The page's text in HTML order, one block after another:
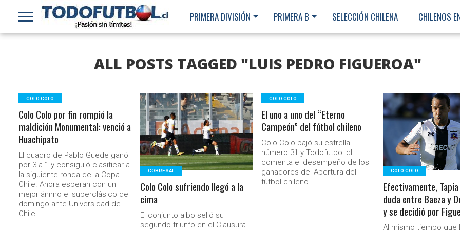
PRIMERA DIVISIÓN PRIMERA B SELECCIÓN CHILENA CHILENOS
ALL POSTS TAGGED "LUIS PEDRO FIGUEROA"
COLO COLO
Colo Colo por fin rompió la
maldición Monumental: venció a
Huachipato
El cuadro de Pablo Guede ganó
por 3 a 1 y consiguió clasificar a
la siguiente ronda de la Copa
Chile. Ahora esperan con un
mejor ánimo el superclásico del
domingo ante Universidad de
Chile.
LEER MÁS
COBRESAL
Colo Colo sufriendo llegó a la
cima
El conjunto albo selló su
segundo triunfo en el Clausura
COLO COLO
El uno a uno del “Eterno
Campeón” del fútbol chileno
Colo Colo bajó su estrella
número 31 y Todofutbol.cl
comenta el desempeño de los
ganadores del Apertura del
fútbol chileno.
LEER MÁS
COLO COLO
Efectivamente,
duda entre Baeza y
y se decidió por
Al mismo tiempo que
Ministerio Secretaría